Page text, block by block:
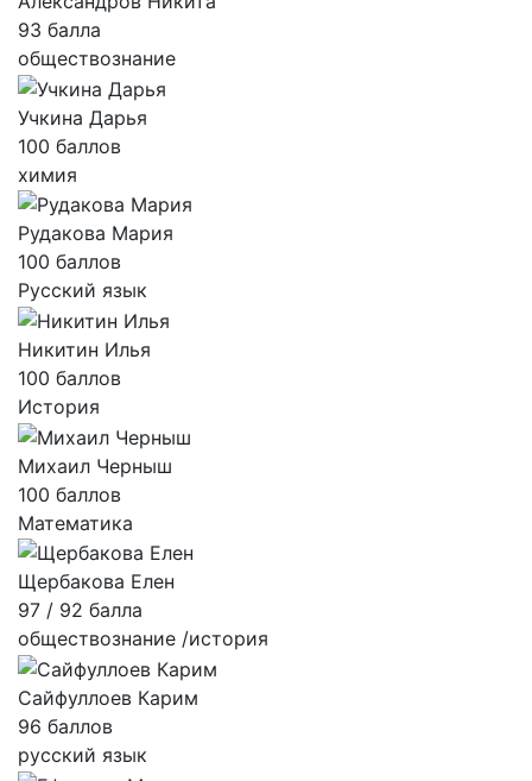
93 балла
обществознание
Учкина Дарья
100 баллов
химия
Рудакова Мария
100 баллов
Русский язык
Никитин Илья
100 баллов
История
Михаил Черныш
100 баллов
Математика
Щербакова Елен
97 / 92 балла
обществознание /история
Сайфуллоев Карим
96 баллов
русский язык